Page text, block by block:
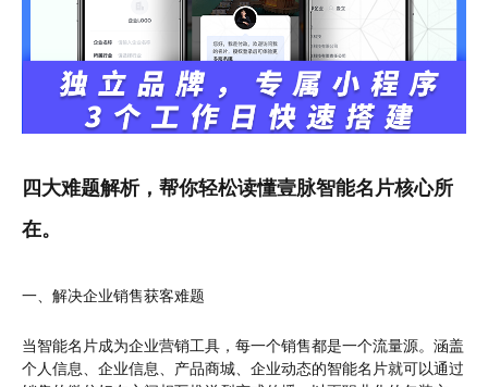
四大难题解析，帮你轻松读懂壹脉智能名片核心所
在。
一、解决企业销售获客难题
当智能名片成为企业营销工具，每一个销售都是一个流量源。涵盖
个人信息、企业信息、产品商城、企业动态的智能名片就可以通过